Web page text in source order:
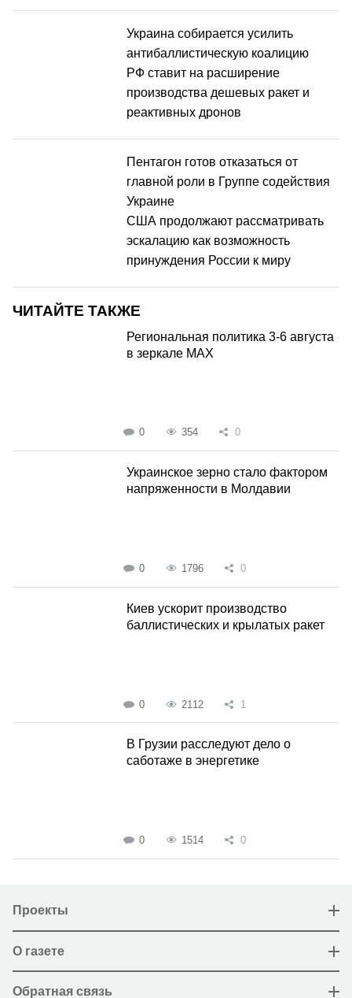
Украина собирается усилить
антибаллистическую коалицию
РФ ставит на расширение
производства дешевых ракет и
реактивных дронов
Пентагон готов отказаться от
главной роли в Группе содействия
Украине
США продолжают рассматривать
эскалацию как возможность
принуждения России к миру
ЧИТАЙТЕ ТАКЖЕ
Региональная политика 3-6 августа
в зеркале MAX
0 354 0
Украинское зерно стало фактором
напряженности в Молдавии
0 1796 0
Киев ускорит производство
баллистических и крылатых ракет
0 2112 1
В Грузии расследуют дело о
саботаже в энергетике
0 1514 0
Проекты
О газете
Обратная связь